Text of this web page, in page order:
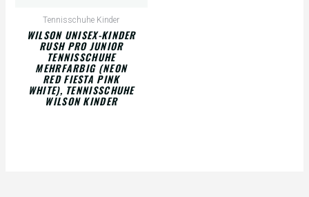
Tennisschuhe Kinder
WILSON UNISEX-KINDER
RUSH PRO JUNIOR
TENNISSCHUHE
MEHRFARBIG (NEON
RED FIESTA PINK
WHITE), TENNISSCHUHE
WILSON KINDER